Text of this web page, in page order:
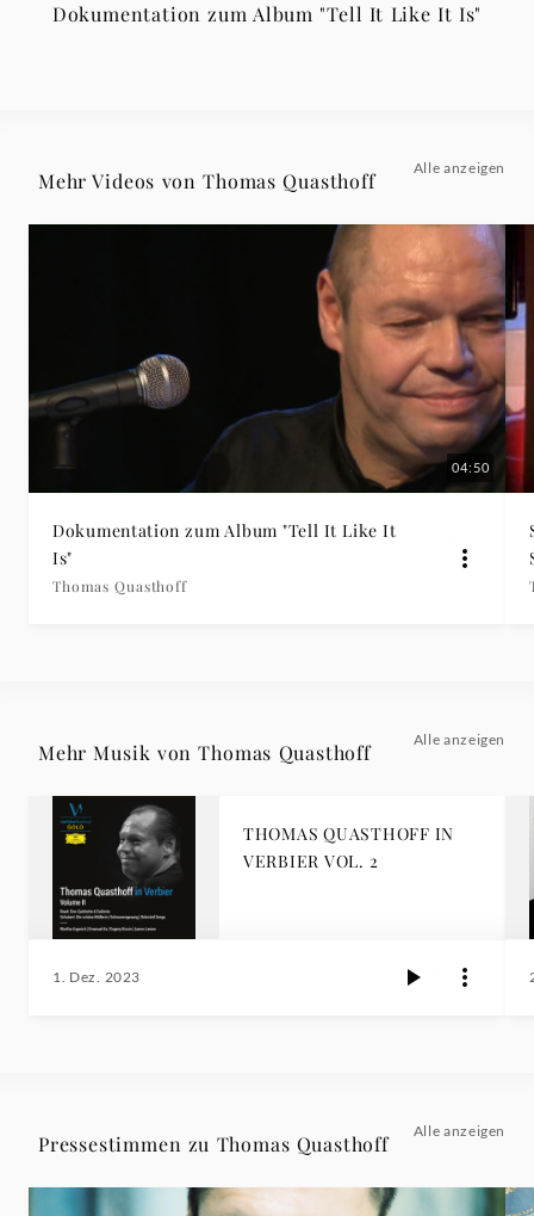
Dokumentation zum Album "Tell It Like It Is"
Mehr Videos von Thomas Quasthoff
Alle anzeigen
04:50
Dokumentation zum Album "Tell It Like It
Is"
Thomas Quasthoff
Mehr Musik von Thomas Quasthoff
Alle anzeigen
THOMAS QUASTHOFF IN
VERBIER VOL. 2
1. Dez. 2023
Pressestimmen zu Thomas Quasthoff
Alle anzeigen